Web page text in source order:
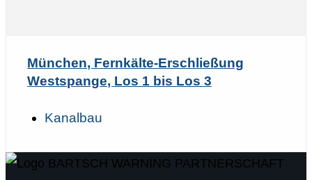
München, Fernkälte-Erschließung
Westspange, Los 1 bis Los 3
Kanalbau